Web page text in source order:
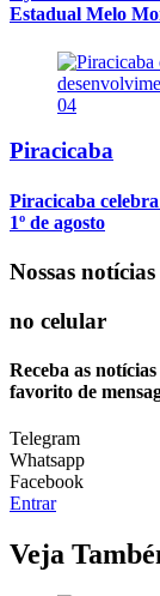
Estadual Melo
04
Piracicaba
Piracicaba
1º de agosto
Nossas notícias
no celular
Receba as
favorito de
Telegram
Whatsapp
Facebook
Entrar
Veja